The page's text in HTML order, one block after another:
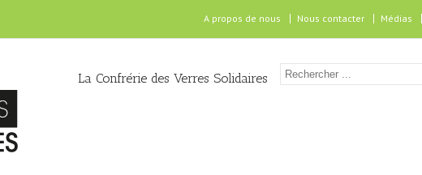
A propos de nous Nous contacter Médias
La Confrérie des Verres Solidaires